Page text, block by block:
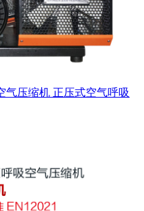
气压缩机 正压式空气呼吸